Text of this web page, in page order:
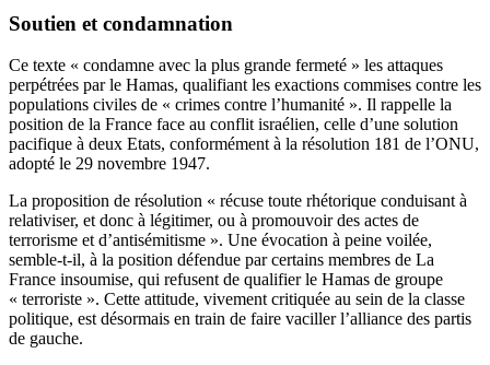
Soutien et condamnation
Ce texte « condamne avec la plus grande fermeté » les attaques
perpétrées par le Hamas, qualifiant les exactions commises contre les
populations civiles de « crimes contre l’humanité ». Il rappelle la
position de la France face au conflit israélien, celle d’une solution
pacifique à deux Etats, conformément à la résolution 181 de l’ONU,
adopté le 29 novembre 1947.
La proposition de résolution « récuse toute rhétorique conduisant à
relativiser, et donc à légitimer, ou à promouvoir des actes de
terrorisme et d’antisémitisme ». Une évocation à peine voilée,
semble-t-il, à la position défendue par certains membres de La
France insoumise, qui refusent de qualifier le Hamas de groupe
« terroriste ». Cette attitude, vivement critiquée au sein de la classe
politique, est désormais en train de faire vaciller l’alliance des partis
de gauche.